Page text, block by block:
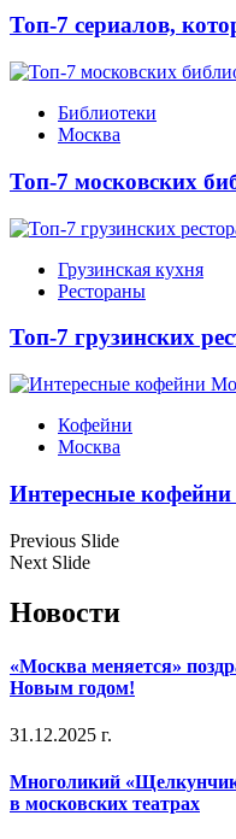
Топ-7 сериалов,
Библиотеки
Москва
Топ-7 московских
Грузинская кухня
Рестораны
Топ-7 грузинских
Кофейни
Москва
Интересные
Previous Slide
Next Slide
Новости
«Москва меняется»
Новым годом!
31.12.2025 г.
Многоликий
в московских театрах